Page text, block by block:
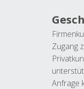
Zugang
Anfrage